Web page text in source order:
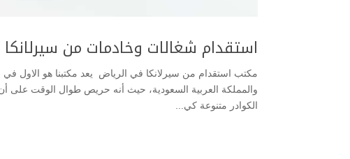
استقدام شغالات وخادمات من
مكتب استقدام من سيرلانكا في الرياض يعد مكتبنا هو الاول
والمملكة العربية السعودية، حيث أنه حريص طوال الوقت على أن
الكوادر متنوعة كي...